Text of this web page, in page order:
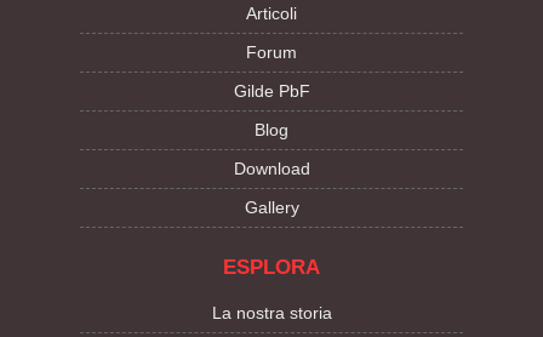
Articoli
Forum
Gilde PbF
Blog
Download
Gallery
ESPLORA
La nostra storia